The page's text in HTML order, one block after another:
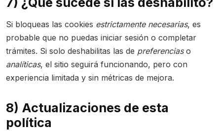
Si bloqueas las cookies estrictamente necesarias, es
probable que no puedas iniciar sesión o completar
trámites. Si solo deshabilitas las de preferenciaso
analíticas, el sitio seguirá funcionando, pero con
experiencia limitada y sin métricas de mejora.
8) Actualizaciones de esta
política